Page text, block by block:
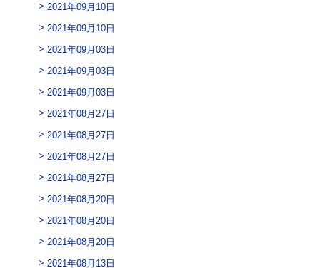
2021年09月10日
2021年09月10日
2021年09月03日
2021年09月03日
2021年09月03日
2021年08月27日
2021年08月27日
2021年08月27日
2021年08月27日
2021年08月20日
2021年08月20日
2021年08月20日
2021年08月13日